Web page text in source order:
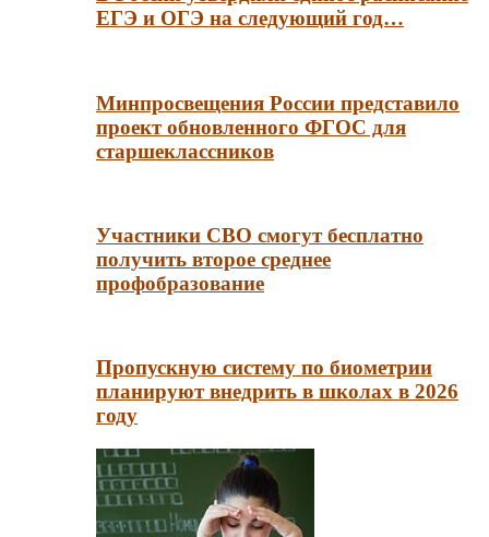
ЕГЭ и ОГЭ на следующий год…
Минпросвещения России представило
проект обновленного ФГОС для
старшеклассников
Участники СВО смогут бесплатно
получить второе среднее
профобразование
Пропускную систему по биометрии
планируют внедрить в школах в 2026
году